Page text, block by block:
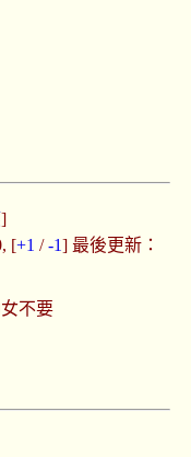
]
[+1 /-1] 最後更新：
不要